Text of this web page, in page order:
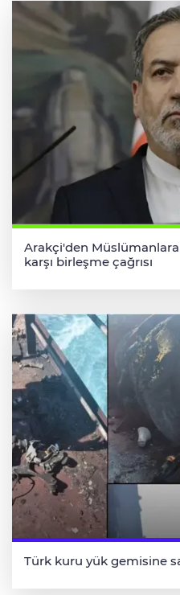
Arakçi'den
karşı birleşme çağrısı
Türk kuru yük gemisine